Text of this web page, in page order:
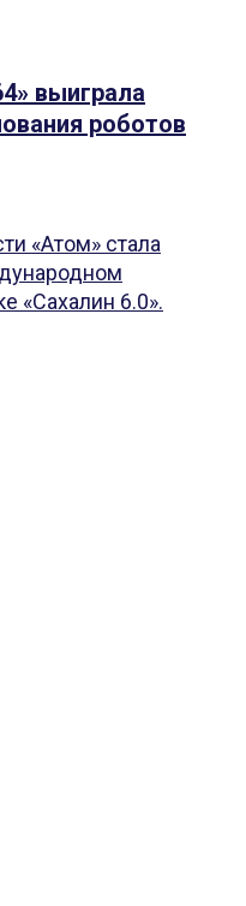
выиграла
роботов
«Атом» стала
«Сахалин 6.0».